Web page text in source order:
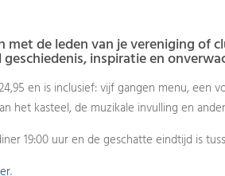
met de leden van je vereniging of
inspiratie en
en is inclusief: vijf gangen menu,
het kasteel, de muzikale invulling en
19:00 uur en de geschatte eindtijd is
.